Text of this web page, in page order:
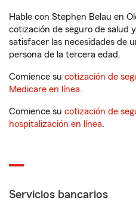
Hable con Stephen Belau en
cotización de seguro de salud
satisfacer las necesidades de
persona de la tercera edad.
Comience su cotización de
Medicare en línea.
Comience su cotización de
hospitalización en línea.
Servicios bancarios